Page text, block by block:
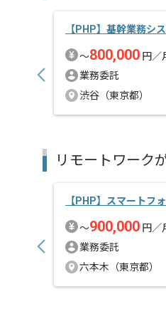
【PHP】基幹業務シ
〜800,000 円／
業務委託
渋谷（東京都）
リモートワーク
【PHP】スマートフ
〜900,000 円／
業務委託
六本木（東京都）